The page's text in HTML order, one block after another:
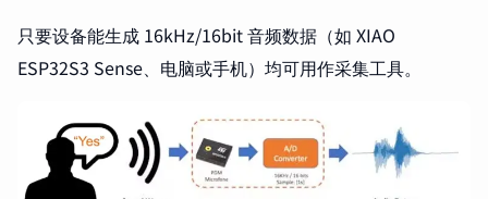
只要设备能生成 16kHz/16bit 音频数据（如 XIAO
ESP32S3 Sense、电脑或手机）均可用作采集工具。